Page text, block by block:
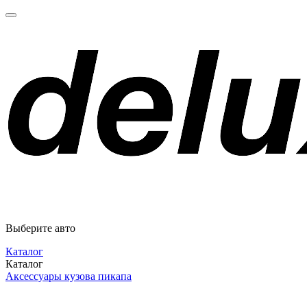
Выберите авто
Каталог
Каталог
Аксессуары кузова пикапа